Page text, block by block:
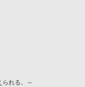
れる。～